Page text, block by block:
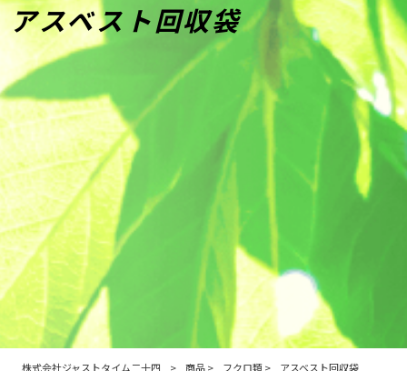
アスベスト回収袋
株式会社ジャストタイム二十四 > 商品> フクロ類> アスベスト回収袋